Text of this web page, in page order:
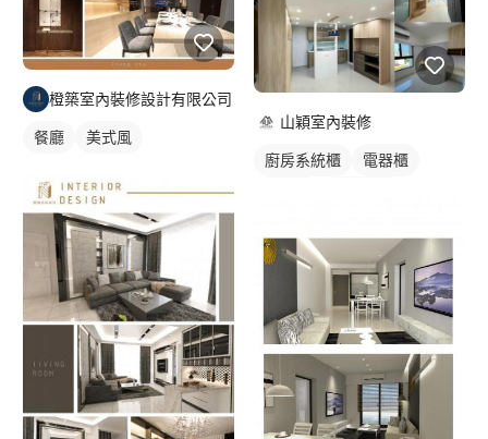
橙築室內裝修設計有限公司
餐廳 美式風
山穎室內裝修
廚房系統櫃
電器櫃